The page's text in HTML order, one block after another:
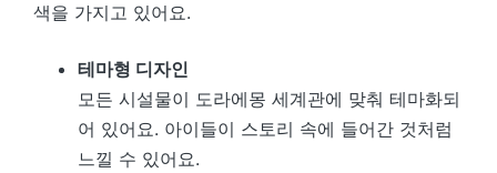
색을 가지고 있어요.
테마형 디자인
모든 시설물이 도라에몽 세계관에 맞춰 테마화되
어 있어요. 아이들이 스토리 속에 들어간 것처럼
느낄 수 있어요.